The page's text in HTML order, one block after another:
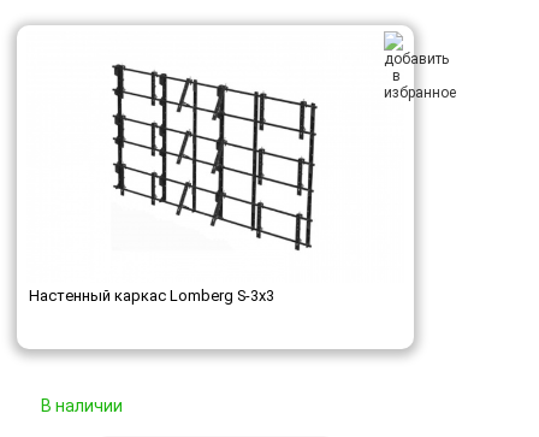
Настенный каркас Lomberg S-3х3
В наличии